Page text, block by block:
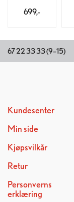
699,-
67 22 33 33 (9–15)
Kundesenter
Min side
Kjøpsvilkår
Retur
Personverns
erklæring